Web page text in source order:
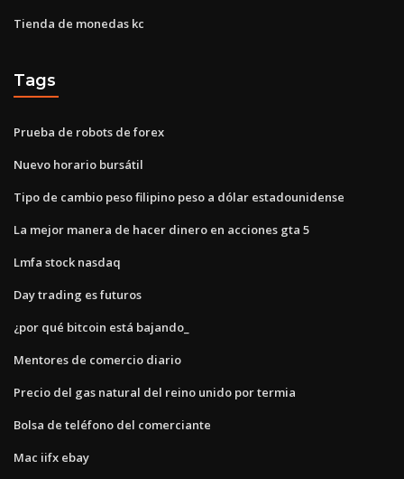
Tienda de monedas kc
Tags
Prueba de robots de forex
Nuevo horario bursátil
Tipo de cambio peso filipino peso a dólar estadounidense
La mejor manera de hacer dinero en acciones gta 5
Lmfa stock nasdaq
Day trading es futuros
¿por qué bitcoin está bajando_
Mentores de comercio diario
Precio del gas natural del reino unido por termia
Bolsa de teléfono del comerciante
Mac iifx ebay